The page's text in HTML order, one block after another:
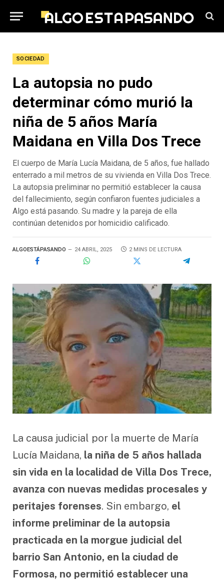
SOCIEDAD
La autopsia no pudo
determinar cómo murió la
niña de 5 años María
Maidana en Villa Dos Trece
El cuerpo de María Lucía Maidana, de 5 años, fue hallado
enterrado a mil metros de su vivienda en Villa Dos Trece.
La autopsia preliminar no permitió establecer la causa
del fallecimiento, según confiaron fuentes judiciales a
Algo está pasando. Su madre y la pareja de ella
continúan detenidos por homicidio calificado.
ALGOESTÁPASANDO 24 ABRIL, 2025 2 MINS DE LECTURA
La causa judicial por la muerte de María
Lucía Maidana, la niña de 5 años hallada
sin vida en la localidad de Villa Dos Trece,
avanza con nuevas medidas procesales y
peritajes forenses. Sin embargo, el
informe preliminar de la autopsia
practicada en la morgue judicial del
barrio San Antonio, en la ciudad de
Formosa, no permitió establecer una